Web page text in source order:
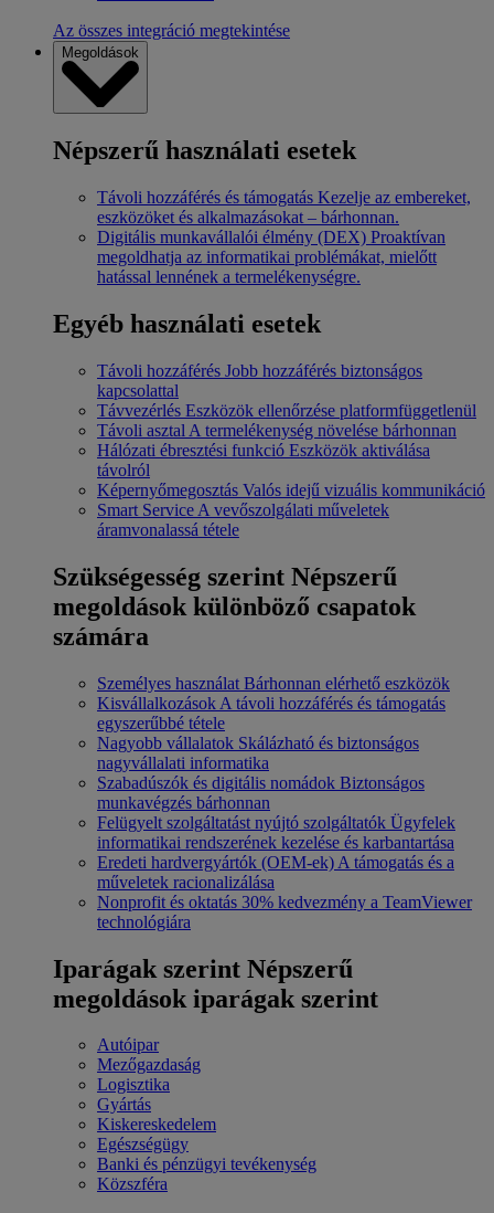
Az összes integráció megtekintése
Megoldások
Népszerű használati esetek
Távoli hozzáférés és támogatás Kezelje az embereket,
eszközöket és alkalmazásokat – bárhonnan.
Digitális munkavállalói élmény (DEX) Proaktívan
megoldhatja az informatikai problémákat, mielőtt
hatással lennének a termelékenységre.
Egyéb használati esetek
Távoli hozzáférés Jobb hozzáférés biztonságos
kapcsolattal
Távvezérlés Eszközök ellenőrzése platformfüggetlenül
Távoli asztal A termelékenység növelése bárhonnan
Hálózati ébresztési funkció Eszközök aktiválása
távolról
Képernyőmegosztás Valós idejű vizuális kommunikáció
Smart Service A vevőszolgálati műveletek
áramvonalassá tétele
Szükségesség szerint Népszerű
megoldások különböző csapatok
számára
Személyes használat Bárhonnan elérhető eszközök
Kisvállalkozások A távoli hozzáférés és támogatás
egyszerűbbé tétele
Nagyobb vállalatok Skálázható és biztonságos
nagyvállalati informatika
Szabadúszók és digitális nomádok Biztonságos
munkavégzés bárhonnan
Felügyelt szolgáltatást nyújtó szolgáltatók Ügyfelek
informatikai rendszerének kezelése és karbantartása
Eredeti hardvergyártók (OEM-ek) A támogatás és a
műveletek racionalizálása
Nonprofit és oktatás 30% kedvezmény a TeamViewer
technológiára
Iparágak szerint Népszerű
megoldások iparágak szerint
Autóipar
Mezőgazdaság
Logisztika
Gyártás
Kiskereskedelem
Egészségügy
Banki és pénzügyi tevékenység
Közszféra